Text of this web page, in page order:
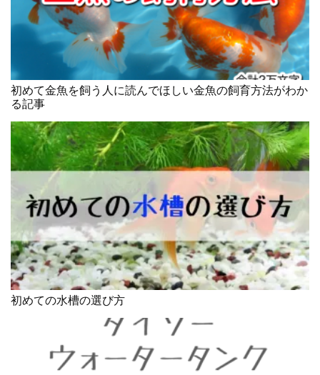
初めて金魚を飼う人に読んでほしい金魚の飼育方法がわか
る記事
初めての水槽の選び方